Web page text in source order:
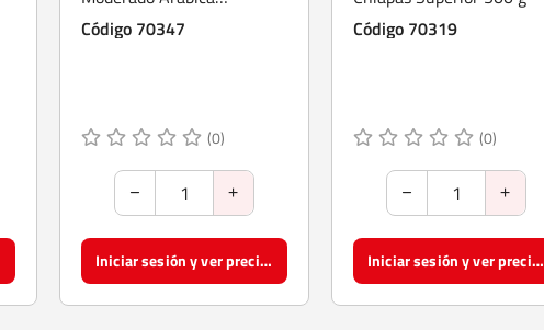
Descafeinado 10 Unidades
Código 70347
(0)
Iniciar sesión y ver precios
Código 70319
(0)
Iniciar sesión y ver precios